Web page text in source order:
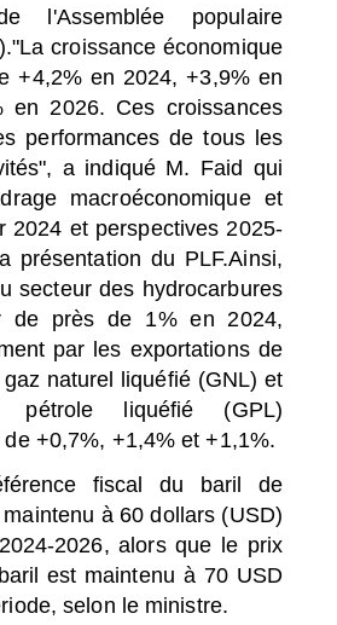
l'Assemblée populaire
"La croissance économique
+4,2% en 2024, +3,9% en
en 2026. Ces croissances
performances de tous les
a indiqué M. Faid qui
macroéconomique et
2024 et perspectives 2025-
présentation du PLF.Ainsi,
secteur des hydrocarbures
de près de 1% en 2024,
par les exportations de
naturel liquéfié (GNL) et
liquéfié (GPL)
+0,7%, +1,4% et +1,1%.
fiscal du baril de
à 60 dollars (USD)
2026, alors que le prix
est maintenu à 70 USD
selon le ministre.